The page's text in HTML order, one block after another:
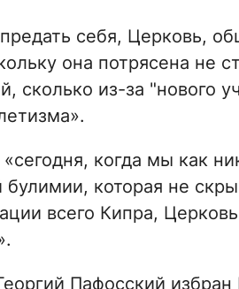
себя, Церковь,
она потрясена не
сколько из-за "нового
когда мы как
которая не
всего Кипра,
Пафосский